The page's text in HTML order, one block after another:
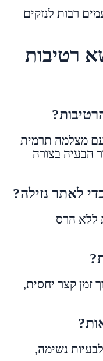
רבות לנזקים
רטיבות
עם מצלמה תרמית
הבעיה בצורה
לאתר נזילה?
ללא הרס
זמן קצר יחסית,
נשימה,